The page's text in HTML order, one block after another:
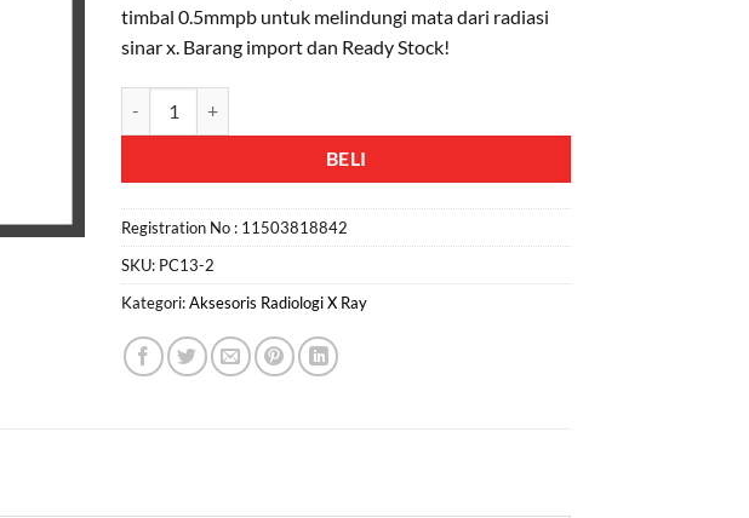
timbal 0.5mmpb untuk melindungi mata dari radiasi
sinar x. Barang import dan Ready Stock!
BELI
Registration No : 11503818842
SKU: PC13-2
Kategori:Aksesoris Radiologi X Ray